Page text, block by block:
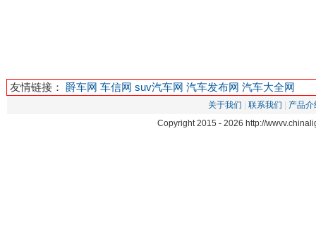
友情链接： 爵车网 车信网 suv汽车网 汽车发布网 汽车大全网
关于我们 联系我们
产品介
Copyright 2015 - 2026 http://